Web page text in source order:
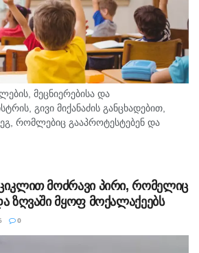
მეცნიერებისა და
გივი მიქანაძის განცხადებით,
რომლებიც გააპროტესტებენ და
მაინც არ ჩააცმევენ, იქნება
აღმზრდელობითი, ისე კონკრეტული
მოძრავი პირი, რომელიც
ზღვაში მყოფ მოქალაქეებს
0